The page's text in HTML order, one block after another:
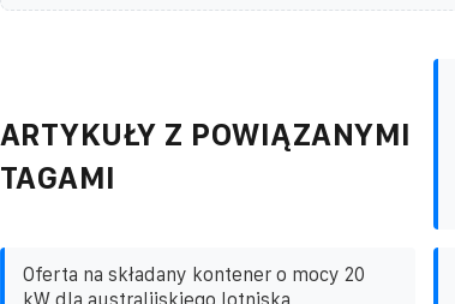
ARTYKUŁY Z POWIĄZANYMI
TAGAMI
Oferta na składany kontener o mocy 20
kW dla australijskiego lotniska